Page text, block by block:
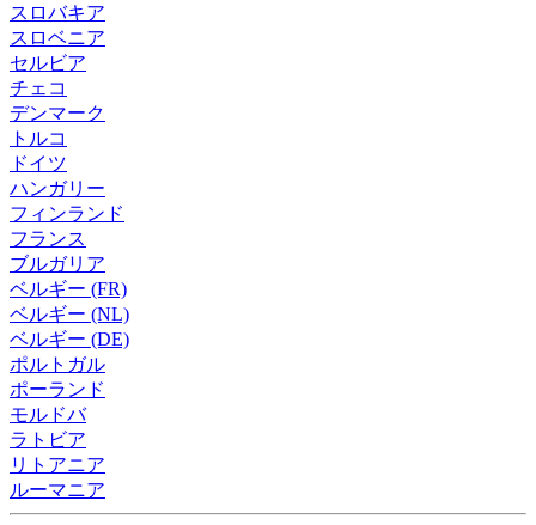
スロバキア
スロベニア
セルビア
チェコ
デンマーク
トルコ
ドイツ
ハンガリー
フィンランド
フランス
ブルガリア
ベルギー (FR)
ベルギー (NL)
ベルギー (DE)
ポルトガル
ポーランド
モルドバ
ラトビア
リトアニア
ルーマニア